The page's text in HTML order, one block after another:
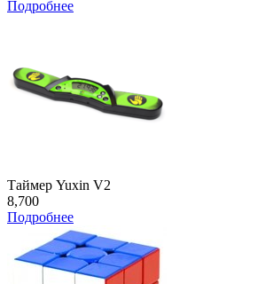
Подробнее
Таймер Yuxin V2
8,700
Подробнее